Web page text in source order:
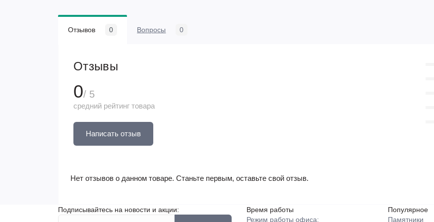
Отзывов 0 Вопросы 0
Отзывы
0/ 5
средний рейтинг товара
Написать отзыв
Нет отзывов о данном товаре. Станьте первым, оставьте свой отзыв.
Подписывайтесь на новости и акции:
Время работы
Режим работы офиса:
Популярное
Памятники